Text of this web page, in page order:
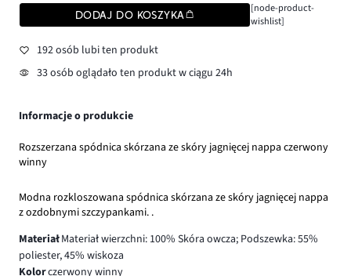
DODAJ DO KOSZYKA
[node-product-
wishlist]
192 osób lubi ten produkt
33 osób oglądało ten produkt w ciągu 24h
Informacje o produkcie
Rozszerzana spódnica skórzana ze skóry jagnięcej nappa czerwony
winny
Modna rozkloszowana spódnica skórzana ze skóry jagnięcej nappa
z ozdobnymi szczypankami. .
MateriałMateriał wierzchni: 100% Skóra owcza; Podszewka: 55%
poliester, 45% wiskoza
Kolorczerwony winny